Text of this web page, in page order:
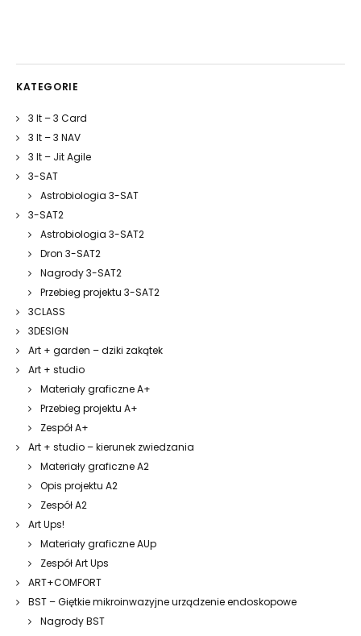
KATEGORIE
3 It – 3 Card
3 It – 3 NAV
3 It – Jit Agile
3-SAT
Astrobiologia 3-SAT
3-SAT2
Astrobiologia 3-SAT2
Dron 3-SAT2
Nagrody 3-SAT2
Przebieg projektu 3-SAT2
3CLASS
3DESIGN
Art + garden – dziki zakątek
Art + studio
Materiały graficzne A+
Przebieg projektu A+
Zespół A+
Art + studio – kierunek zwiedzania
Materiały graficzne A2
Opis projektu A2
Zespół A2
Art Ups!
Materiały graficzne AUp
Zespół Art Ups
ART+COMFORT
BST – Giętkie mikroinwazyjne urządzenie endoskopowe
Nagrody BST